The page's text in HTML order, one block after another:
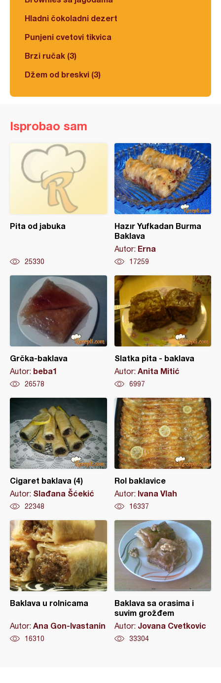
Hladni čokoladni dezert
Punjeni cvetovi tikvica
Brzi ručak (3)
Džem od breskvi (3)
Isprobao sam
Pita od jabuka
25330
Hazır Yufkadan Burma
Baklava
Autor: Erna
17259
Grčka-baklava
Autor: beba1
26578
Slatka pita - baklava
Autor: Anita Mitić
6997
Cigaret baklava (4)
Autor: Slađana Šćekić
22348
Rol baklavice
Autor: Ivana Vlah
16337
Baklava u rolnicama
Autor: Ana Gon-Ivastanin
16310
Baklava sa orasima i
suvim grožđem
Autor: Jovana Cvetkovic
33304